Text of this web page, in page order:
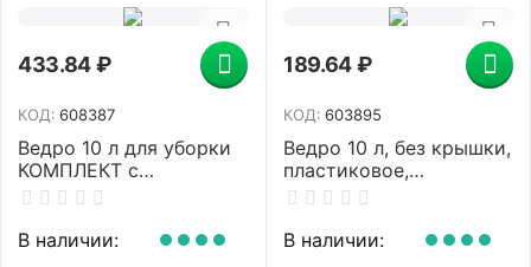
433.84₽
КОД: 608387
Ведро 10 л для уборки
КОМПЛЕКТ с
ОТЖИМОМ для
ленточных МОПов,
В наличии:
189.64₽
КОД: 603895
Ведро 10 л, без крышки,
пластиковое,
хозяйственное,
ассорти, мерная шкала,
В наличии: